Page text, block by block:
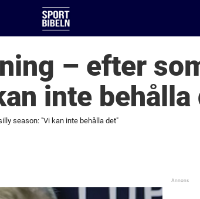
– efter
inte behålla
season: "Vi kan inte behålla det"